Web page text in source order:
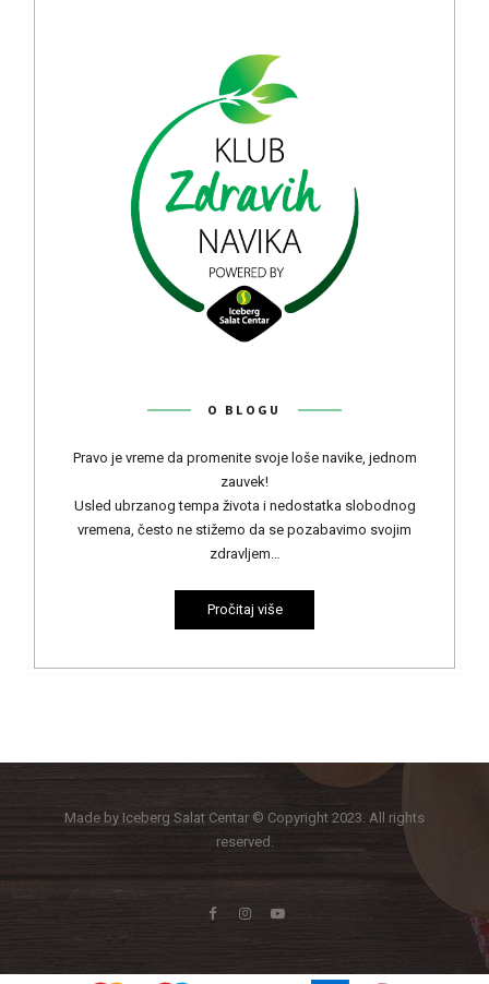
O BLOGU
Pravo je vreme da promenite svoje loše navike, jednom
zauvek!
Usled ubrzanog tempa života i nedostatka slobodnog
vremena, često ne stižemo da se pozabavimo svojim
zdravljem…
Pročitaj više
Made by Iceberg Salat Centar © Copyright 2023. All rights
reserved.